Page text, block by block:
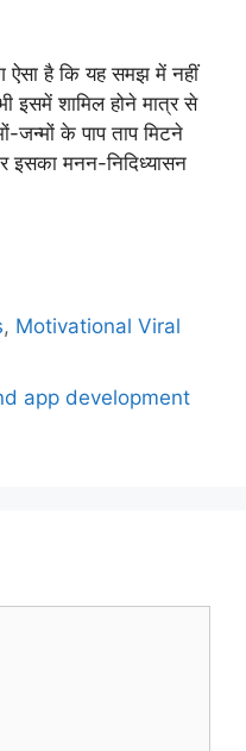
ऐसा है कि यह समझ में नहीं
इसमें शामिल होने मात्र से
जन्मों के पाप ताप मिटने
इसका मनन-निदिध्यासन
, Motivational Viral
app development